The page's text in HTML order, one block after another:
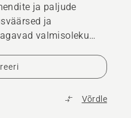
ja paljude
ja
valmisoleku
Võrdle